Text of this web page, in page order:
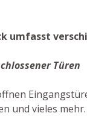
umfasst
Türen
und vieles mehr.